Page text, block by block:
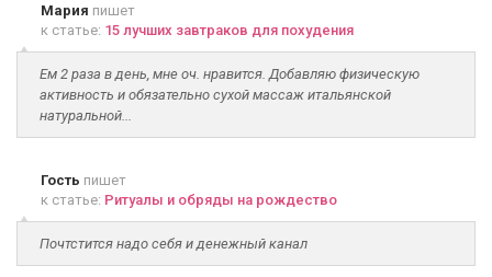
Мария пишет
к статье: 15 лучших завтраков для похудения
Ем 2 раза в день, мне оч. нравится. Добавляю физическую
активность и обязательно сухой массаж итальянской
натуральной...
Гость пишет
к статье: Ритуалы и обряды на рождество
Почтстится надо себя и денежный канал